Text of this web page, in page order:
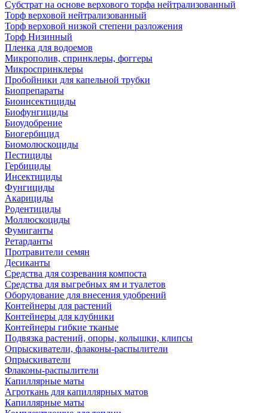
Субстрат на основе верхового торфа нейтрализованный
Торф верховой нейтрализованный
Торф верховой низкой степени разложения
Торф Низинный
Пленка для водоемов
Микрополив, спринклеры, фоггеры
Микроспринклеры
Пробойники для капельной трубки
Биопрепараты
Биоинсектициды
Биофунгициды
Биоудобрение
Биогербицид
Биомолюскоциды
Пестициды
Гербициды
Инсектициды
Фунгициды
Акарициды
Родентициды
Моллюскоциды
Фумиганты
Ретарданты
Протравители семян
Десиканты
Средства для созревания компоста
Средства для выгребных ям и туалетов
Оборудование для внесения удобрений
Контейнеры для растений
Контейнеры для клубники
Контейнеры гибкие тканые
Подвязка растений, опоры, колышки, клипсы
Опрыскиватели, флаконы-распылители
Опрыскиватели
Флаконы-распылители
Капиллярные маты
Агроткань для капиллярных матов
Капиллярные маты